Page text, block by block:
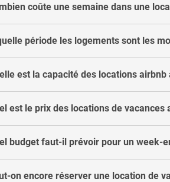
coûte une semaine dans une
période les logements sont les
est la capacité des locations airbnb
est le prix des locations de vacances
budget faut-il prévoir pour un week-
on encore réserver une location de